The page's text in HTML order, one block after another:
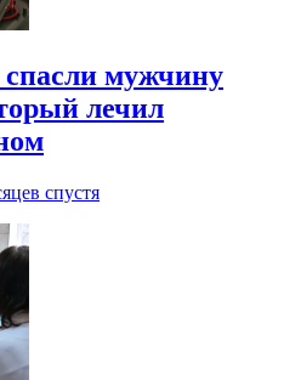
мужчину
лечил
спустя